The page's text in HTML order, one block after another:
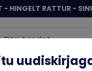
- HINGELT RATTUR -